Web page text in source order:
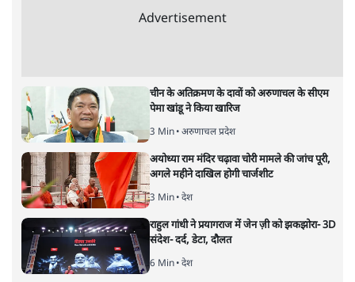
यह बजट नीतिगत नतीजों से ज़्यादा घोषणाओं पर टिका क्यों दिखता
है? आंकड़ों, ज़मीनी हकीकत और वादों के बीच घोषणा-प्रधान बजट
की आलोचनात्मक पड़ताल।
केंद्रीय वित्तमंत्री निर्मला सीतारमण द्वारासंसद में प्रस्तुत साल
2026—27 का केंद्रीय बजट बीजेपी और प्रधानमंत्री नरेंद्र मोदी
द्वारा साल 2014 में जारी घोषणा पत्र की तरह वायदों का पुलिंदा